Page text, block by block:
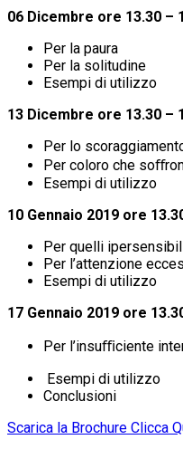
06 Dicembre ore 13.30 –
Per la paura
Per la solitudine
Esempi di utilizzo
13 Dicembre ore 13.30 –
Per lo
Per coloro che
Esempi di utilizzo
10 Gennaio 2019 ore
Per quelli
Per l’attenzione
Esempi di utilizzo
17 Gennaio 2019 ore
Per l’insuﬃciente
Esempi di utilizzo
Conclusioni
Scarica la Brochure Clicca